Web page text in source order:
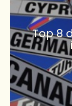
Top 8